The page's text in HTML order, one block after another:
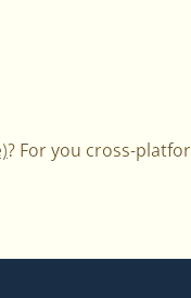
? For you cross-